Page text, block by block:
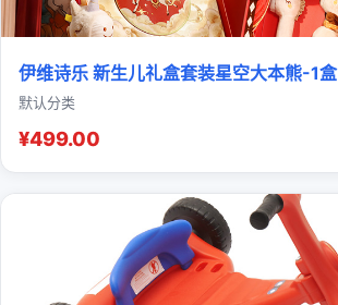
伊维诗乐 新生儿礼盒套装星空大本熊-1盒
默认分类
¥499.00